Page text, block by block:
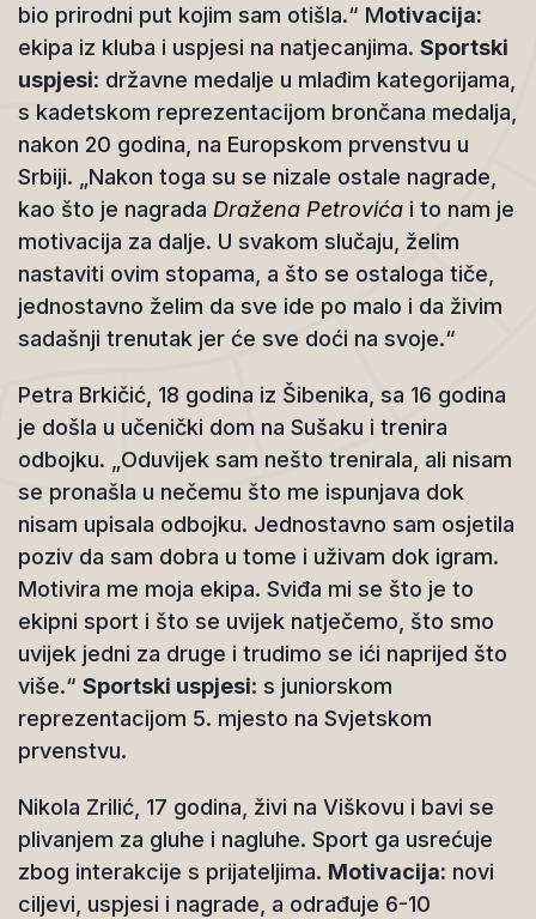
bio prirodni put kojim sam otišla.“ Motivacija:
ekipa iz kluba i uspjesi na natjecanjima. Sportski
uspjesi: državne medalje u mlađim kategorijama,
s kadetskom reprezentacijom brončana medalja,
nakon 20 godina, na Europskom prvenstvu u
Srbiji. „Nakon toga su se nizale ostale nagrade,
kao što je nagrada Dražena Petrovića i to nam je
motivacija za dalje. U svakom slučaju, želim
nastaviti ovim stopama, a što se ostaloga tiče,
jednostavno želim da sve ide po malo i da živim
sadašnji trenutak jer će sve doći na svoje.“
Petra Brkičić, 18 godina iz Šibenika, sa 16 godina
je došla u učenički dom na Sušaku i trenira
odbojku. „Oduvijek sam nešto trenirala, ali nisam
se pronašla u nečemu što me ispunjava dok
nisam upisala odbojku. Jednostavno sam osjetila
poziv da sam dobra u tome i uživam dok igram.
Motivira me moja ekipa. Sviđa mi se što je to
ekipni sport i što se uvijek natječemo, što smo
uvijek jedni za druge i trudimo se ići naprijed što
više.“ Sportski uspjesi: s juniorskom
reprezentacijom 5. mjesto na Svjetskom
prvenstvu.
Nikola Zrilić, 17 godina, živi na Viškovu i bavi se
plivanjem za gluhe i nagluhe. Sport ga usrećuje
zbog interakcije s prijateljima. Motivacija: novi
ciljevi, uspjesi i nagrade, a odrađuje 6-10